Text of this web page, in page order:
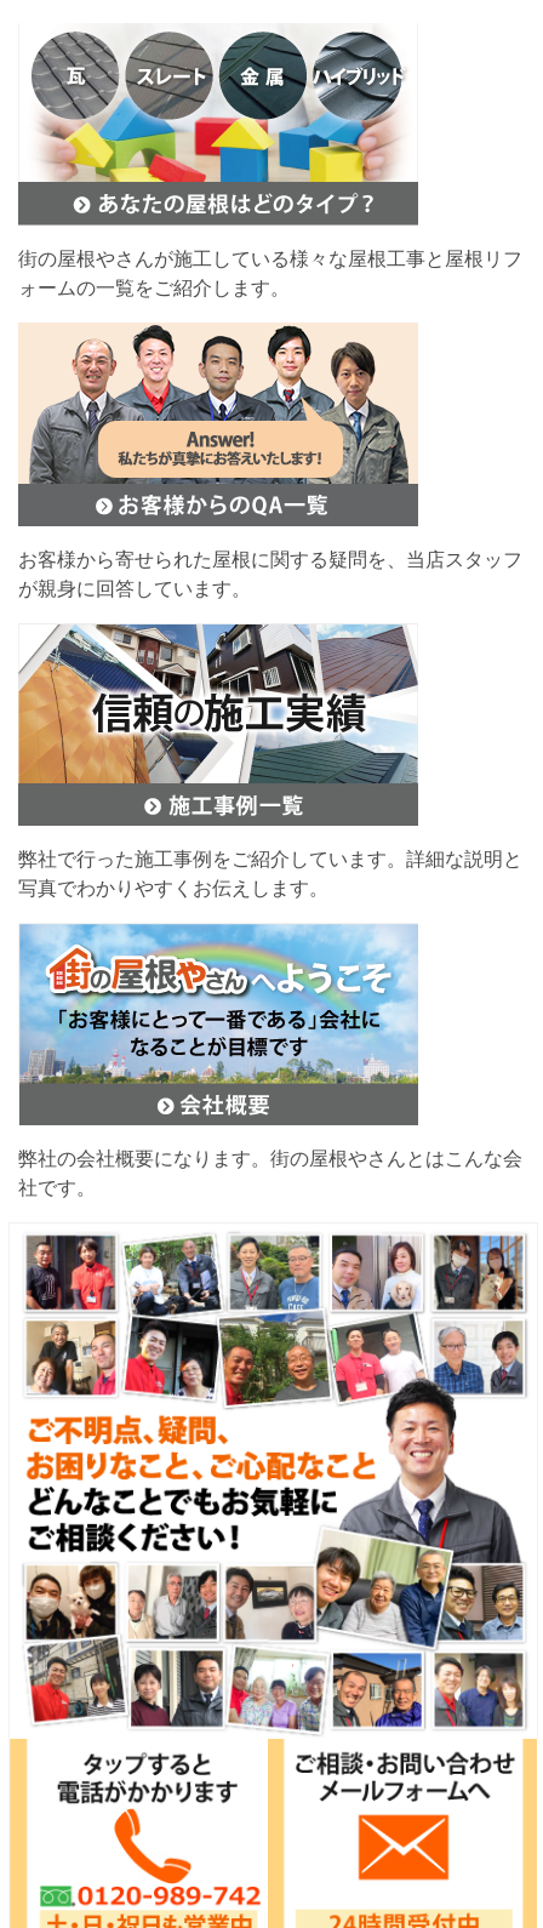
街の屋根やさんが施工している様々な屋根工事と屋根リフ
ォームの一覧をご紹介します。
お客様から寄せられた屋根に関する疑問を、当店スタッフ
が親身に回答しています。
弊社で行った施工事例をご紹介しています。詳細な説明と
写真でわかりやすくお伝えします。
弊社の会社概要になります。街の屋根やさんとはこんな会
社です。